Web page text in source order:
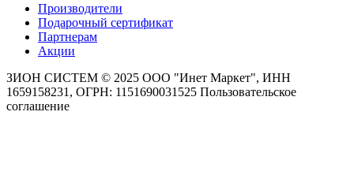
Производители
Подарочный сертификат
Партнерам
Акции
ЗИОН СИСТЕМ © 2025 ООО "Инет Маркет", ИНН
1659158231, ОГРН: 1151690031525 Пользовательское
соглашение